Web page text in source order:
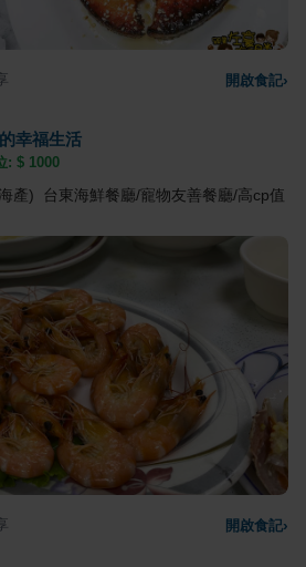
開啟食記›
幸福生活
: $ 1000
產) 台東海鮮餐廳/寵物友善餐廳/高cp值
開啟食記›